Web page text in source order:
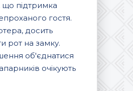
підтримка
гостя.
досить
рот на замку.
об'єднатися
очікують